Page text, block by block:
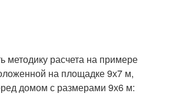
методику расчета на примере
на площадке 9х7 м,
домом с размерами 9х6 м: